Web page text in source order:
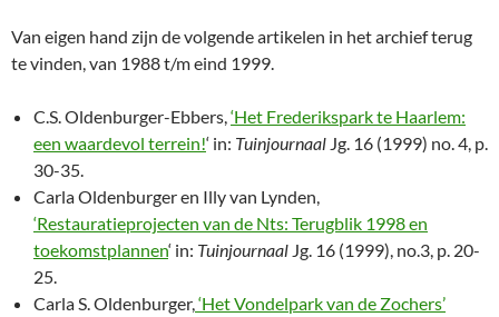
Van eigen hand zijn de volgende artikelen in het archief terug
te vinden, van 1988 t/m eind 1999.
C.S. Oldenburger-Ebbers,‘Het Frederikspark te Haarlem:
een waardevol terrein!‘ in: Tuinjournaal Jg. 16 (1999) no. 4, p.
30-35.
Carla Oldenburger en Illy van Lynden,
‘Restauratieprojecten van de Nts: Terugblik 1998 en
toekomstplannen‘ in: Tuinjournaal Jg. 16 (1999), no.3, p. 20-
25.
Carla S. Oldenburger,‘Het Vondelpark van de Zochers’